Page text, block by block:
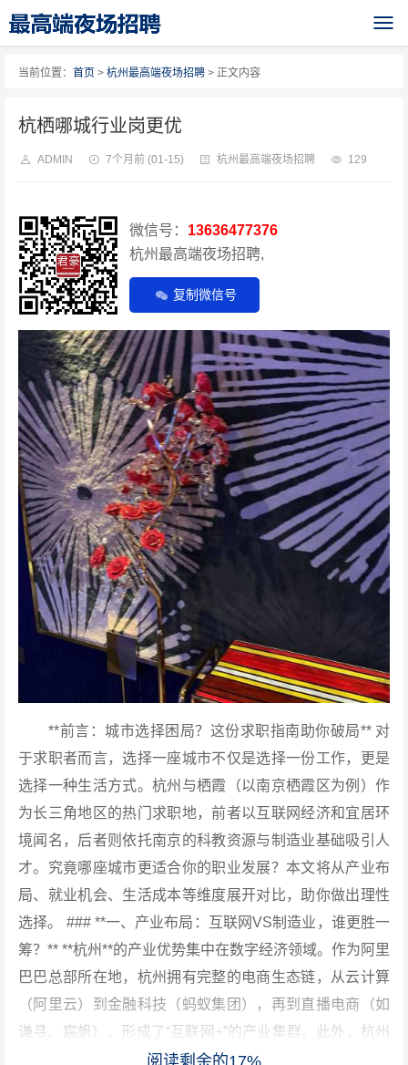
当前位置： 首页 > 杭州最高端夜场招聘 > 正文内容
杭栖哪城行业岗更优
ADMIN 7个月前 (01-15) 杭州最高端夜场招聘 129
微信号： 13636477376
杭州最高端夜场招聘,
复制微信号
**前言：城市选择困局？这份求职指南助你破局** 对
于求职者而言，选择一座城市不仅是选择一份工作，更是
选择一种生活方式。杭州与栖霞（以南京栖霞区为例）作
为长三角地区的热门求职地，前者以互联网经济和宜居环
境闻名，后者则依托南京的科教资源与制造业基础吸引人
才。究竟哪座城市更适合你的职业发展？本文将从产业布
局、就业机会、生活成本等维度展开对比，助你做出理性
选择。 ### **一、产业布局：互联网VS制造业，谁更胜一
筹？** **杭州**的产业优势集中在数字经济领域。作为阿里
巴巴总部所在地，杭州拥有完整的电商生态链，从云计算
（阿里云）到金融科技（蚂蚁集团），再到直播电商（如
谦寻、宸帆），形成了“互联网+”的产业集群。此外，杭州
还积极布局人工智能、生物医药等新兴领域，2023年数字
阅读剩余的17%